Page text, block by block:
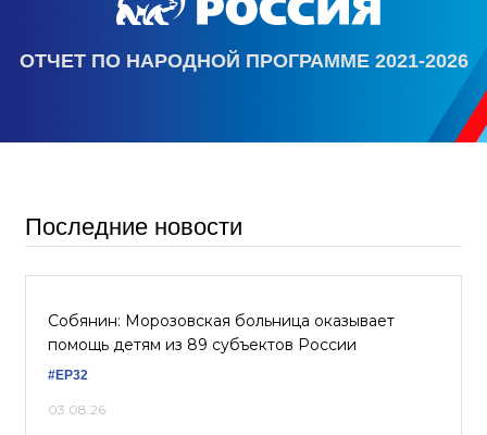
ОТЧЕТ ПО НАРОДНОЙ ПРОГРАММЕ 2021-2026
Последние новости
Собянин: Морозовская больница оказывает
помощь детям из 89 субъектов России
#ЕР32
03.08.26